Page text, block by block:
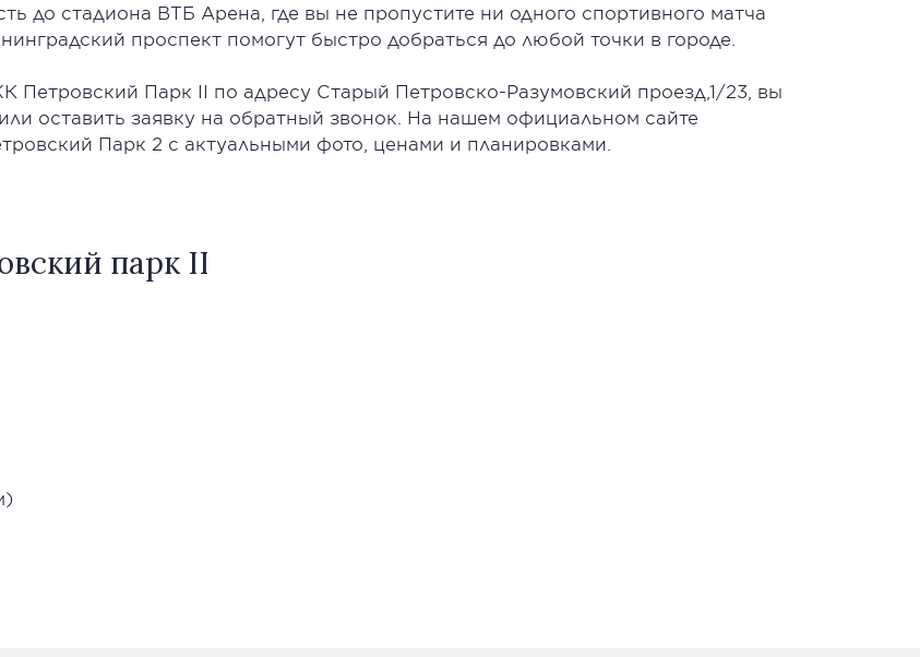
до стадиона ВТБ Арена, где вы не пропустите ни одного спортивного матча
проспект помогут быстро добраться до любой точки в городе.
Петровский Парк II по адресу Старый Петровско-Разумовский проезд,1/23, вы
оставить заявку на обратный звонок. На нашем официальном сайте
Парк 2 с актуальными фото, ценами и планировками.
парк II